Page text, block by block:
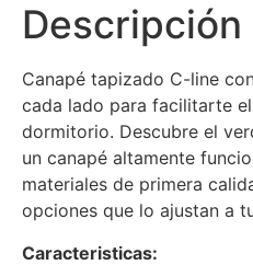
Descripción
Canapé tapizado C-line
cada lado para facilitarte
dormitorio. Descubre el
un canapé altamente
materiales de primera
opciones que lo ajustan a
Caracteristicas: